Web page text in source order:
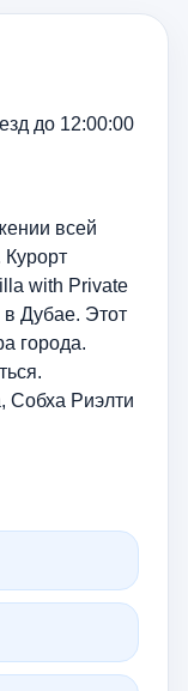
до 12:00:00
всей
Курорт
with Private
в Дубае. Этот
города.
Собха Риэлти